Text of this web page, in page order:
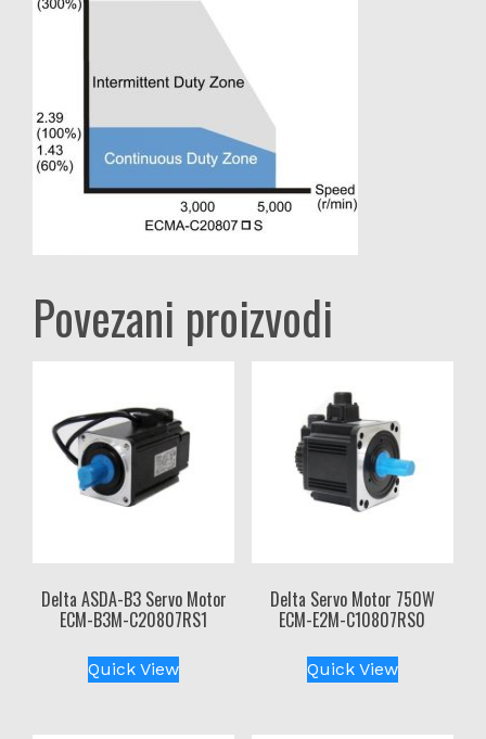
Povezani proizvodi
Delta ASDA-B3 Servo Motor
ECM-B3M-C20807RS1
Quick View
Delta Servo Motor 750W
ECM-E2M-C10807RS0
Quick View